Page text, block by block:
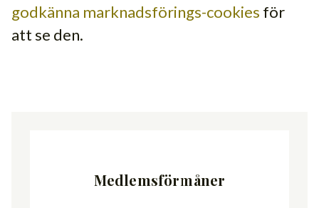
godkänna marknadsförings-cookies för
att se den.
Medlemsförmåner